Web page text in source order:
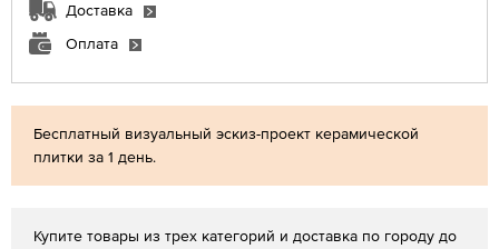
Бесплатный визуальный эскиз-проект керамической
плитки за 1 день.
Купите товары из трех категорий и доставка по городу до
Доставка
Оплата